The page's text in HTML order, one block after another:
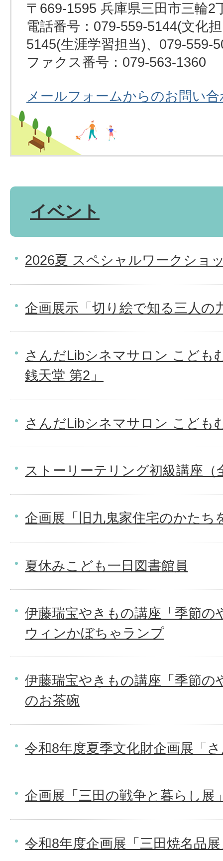
〒669-1595 兵庫県三田市三輪2
電話番号：079-559-5144(文化
5145(生涯学習担当)、079-559-
ファクス番号：079-563-1360
メールフォームからのお問い
イベント
2026夏 スペシャルワークショ
企画展示「切り絵で知る三人の
さんだLibシネマサロン こども
銭天堂 第2」
さんだLibシネマサロン こども
ストーリーテリング初級講座（
企画展「旧九鬼家住宅のかたち
夏休みこども一日図書館員
伊藤瑞宝やきもの講座「季節
ウィンかぼちゃランプ
伊藤瑞宝やきもの講座「季節の
のお茶碗
令和8年度夏季文化財企画展「
企画展「三田の戦争と暮らし展
令和8年度企画展「三田焼名品